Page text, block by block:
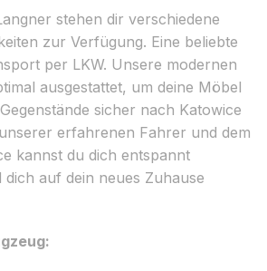
stehen dir verschiedene
zur Verfügung. Eine beliebte
per LKW. Unsere modernen
ausgestattet, um deine Möbel
sicher nach Katowice
erfahrenen Fahrer und dem
kannst du dich entspannt
auf dein neues Zuhause